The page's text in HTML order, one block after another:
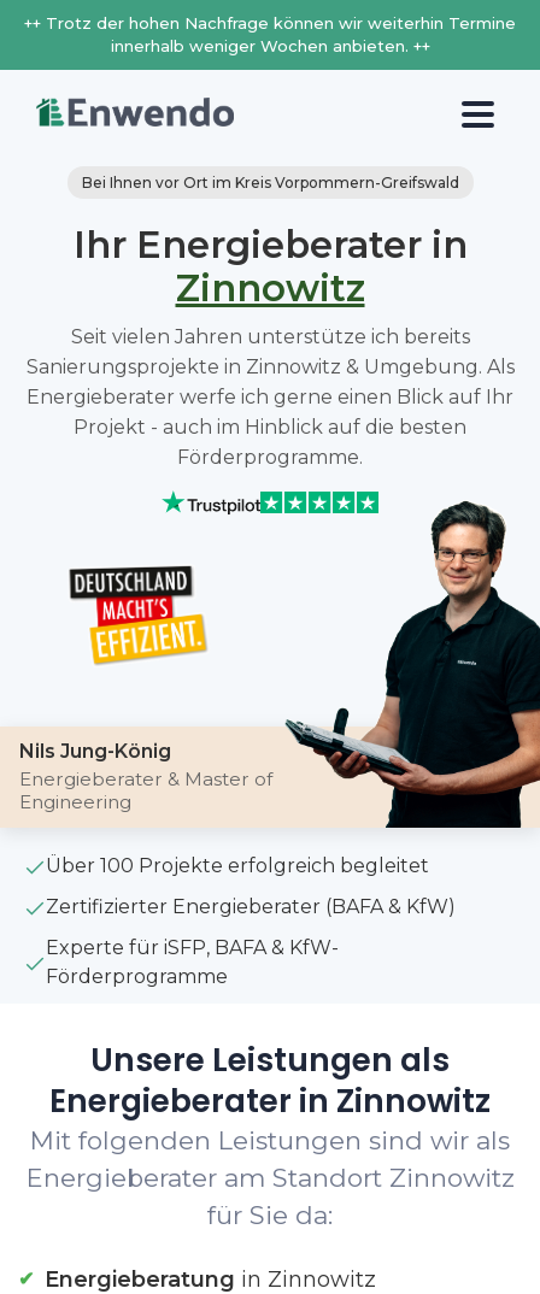
++ Trotz der hohen Nachfrage können wir weiterhin Termine
innerhalb weniger Wochen anbieten. ++
Bei Ihnen vor Ort im Kreis Vorpommern-Greifswald
Ihr Energieberater in
Zinnowitz
Seit vielen Jahren unterstütze ich bereits
Sanierungsprojekte in Zinnowitz & Umgebung. Als
Energieberater werfe ich gerne einen Blick auf Ihr
Projekt - auch im Hinblick auf die besten
Förderprogramme.
Nils Jung-König
Energieberater & Master of
Engineering
Über 100 Projekte erfolgreich begleitet
Zertifizierter Energieberater (BAFA & KfW)
Experte für iSFP, BAFA & KfW-
Förderprogramme
Unsere Leistungen als
Energieberater in Zinnowitz
Mit folgenden Leistungen sind wir als
Energieberater am Standort Zinnowitz
für Sie da:
Energieberatung in Zinnowitz